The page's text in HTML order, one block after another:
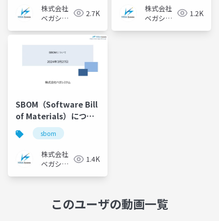
株式会社
ベガシス
2.7K
株式会社
ベガシス
1.2K
SBOM（Software Bill
of Materials）につい
て 2024/03/27 技術勉
強会発表資料
sbom
株式会社
ベガシス
1.4K
このユーザの動画一覧